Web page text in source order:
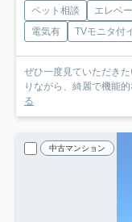
ペット相談 エレベ
電気有
TVモニタ付
ぜひ一度見ていただき
りながら、綺麗で機能
る
中古マンション